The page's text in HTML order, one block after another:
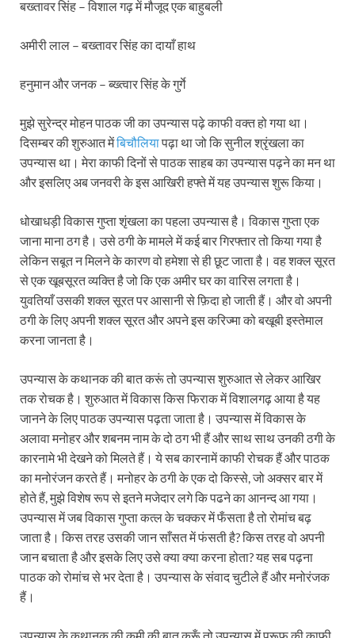
बख्तावर सिंह – विशाल गढ़ में मौजूद एक बाहुबली
अमीरी लाल – बख्तावर सिंह का दायाँ हाथ
हनुमान और जनक – ब्ख्त्वार सिंह के गुर्गे
मुझे सुरेन्द्र मोहन पाठक जी का उपन्यास पढ़े काफी वक्त हो गया था।
दिसम्बर की शुरुआत मेंबिचौलियापढ़ा था जो कि सुनील श्रृंखला का
उपन्यास था। मेरा काफी दिनों से पाठक साहब का उपन्यास पढ़ने का मन था
और इसलिए अब जनवरी के इस आखिरी हफ्ते में यह उपन्यास शुरू किया।
धोखाधड़ी विकास गुप्ता शृंखला का पहला उपन्यास है। विकास गुप्ता एक
जाना माना ठग है। उसे ठगी के मामले में कई बार गिरफ्तार तो किया गया है
लेकिन सबूत न मिलने के कारण वो हमेशा से ही छूट जाता है। वह शक्ल सूरत
से एक खूबसूरत व्यक्ति है जो कि एक अमीर घर का वारिस लगता है।
युवतियाँ उसकी शक्ल सूरत पर आसानी से फ़िदा हो जाती हैं। और वो अपनी
ठगी के लिए अपनी शक्ल सूरत और अपने इस करिज्मा को बखूबी इस्तेमाल
करना जानता है।
उपन्यास के कथानक की बात करूं तो उपन्यास शुरुआत से लेकर आखिर
तक रोचक है। शुरुआत में विकास किस फिराक में विशालगढ़ आया है यह
जानने के लिए पाठक उपन्यास पढ़ता जाता है। उपन्यास में विकास के
अलावा मनोहर और शबनम नाम के दो ठग भी हैं और साथ साथ उनकी ठगी के
कारनामे भी देखने को मिलते हैं। ये सब कारनामें काफी रोचक हैं और पाठक
का मनोरंजन करते हैं। मनोहर के ठगी के एक दो किस्से, जो अक्सर बार में
होते हैं, मुझे विशेष रूप से इतने मजेदार लगे कि पढने का आनन्द आ गया।
उपन्यास में जब विकास गुप्ता कत्ल के चक्कर में फँसता है तो रोमांच बढ़
जाता है। किस तरह उसकी जान साँसत में फंसती है? किस तरह वो अपनी
जान बचाता है और इसके लिए उसे क्या क्या करना होता? यह सब पढ़ना
पाठक को रोमांच से भर देता है। उपन्यास के संवाद चुटीले हैं और मनोरंजक
हैं।